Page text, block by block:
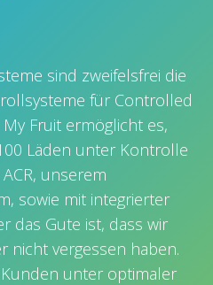
sind zweifelsfrei die
für Controlled
Fruit ermöglicht es,
Läden unter Kontrolle
unserem
sowie mit integrierter
das Gute ist, dass wir
nicht vergessen haben.
unter optimaler